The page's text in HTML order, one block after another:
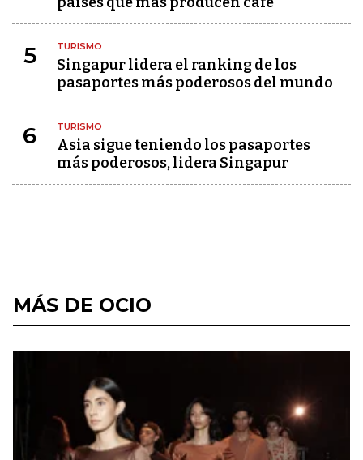
5 TURISMO
Singapur lidera el ranking de los
pasaportes más poderosos del mundo
6 TURISMO
Asia sigue teniendo los pasaportes
más poderosos, lidera Singapur
MÁS DE OCIO